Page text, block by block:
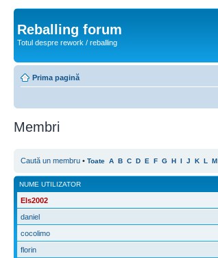
Reballing forum
Totul despre rework / reballing
Prima pagină
Membri
Caută un membru • Toate A B C D E F G H I J K L M
NUME UTILIZATOR
Els2002
daniel
cocolimo
florin